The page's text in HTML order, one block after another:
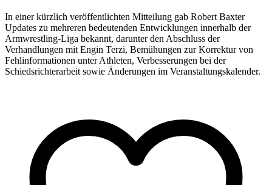
In einer kürzlich veröffentlichten Mitteilung gab Robert Baxter
Updates zu mehreren bedeutenden Entwicklungen innerhalb der
Armwrestling-Liga bekannt, darunter den Abschluss der
Verhandlungen mit Engin Terzi, Bemühungen zur Korrektur von
Fehlinformationen unter Athleten, Verbesserungen bei der
Schiedsrichterarbeit sowie Änderungen im Veranstaltungskalender.